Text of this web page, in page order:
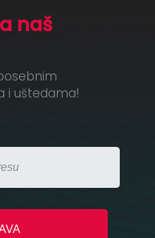
naš
i uštedama!